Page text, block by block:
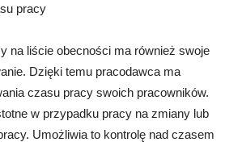
pracy
na liście obecności ma również swoje
Dzięki temu pracodawca ma
czasu pracy swoich pracowników.
w przypadku pracy na zmiany lub
Umożliwia to kontrolę nad czasem